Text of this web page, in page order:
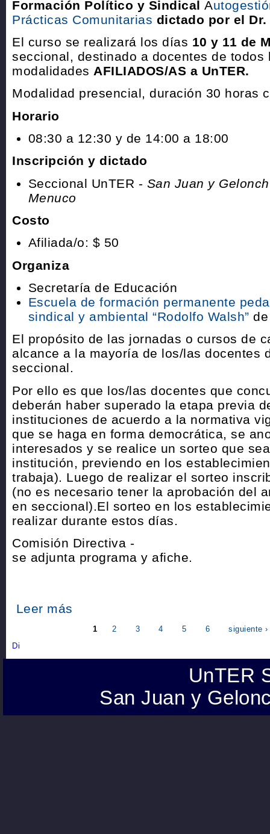
Formación Político y Sindical A
Prácticas Comunitarias dictado por el
El curso se realizará los días 10 y 11 de
seccional, destinado a docentes de todos
modalidades AFILIADOS/AS a UnTER.
Modalidad presencial, duración 30 horas
Horario
08:30 a 12:30 y de 14:00 a 18:00
Inscripción y dictado
Seccional UnTER - San Juan y
Menuco
Costo
Afiliada/o: $ 50
Organiza
Secretaría de Educación
Escuela de formación permanente
sindical y ambiental “Rodolfo Walsh”
El propósito de las jornadas o cursos de
alcance a la mayoría de los/las docentes
seccional.
Por ello es que los/las docentes que
deberán haber superado la etapa previa
instituciones de acuerdo a la normativa
que se haga en forma democrática, se
interesados y se realice un sorteo que
institución, previendo en los
trabaja). Luego de realizar el sorteo
(no es necesario tener la aprobación del
en seccional).El sorteo en los
realizar durante estos días.
Comisión Directiva -
se adjunta programa y afiche.
Leer más
1 2 3 4 5 6 siguiente ›
UnTER
San Juan y